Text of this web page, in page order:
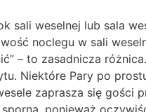
sali weselnej lub sala
noclegu w sali
– to zasadnicza
Niektóre Pary po
zaprasza się